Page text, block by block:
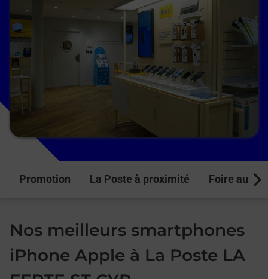
Promotion La Poste à proximité Foire aux
Nos meilleurs smartphones
iPhone Apple à La Poste LA